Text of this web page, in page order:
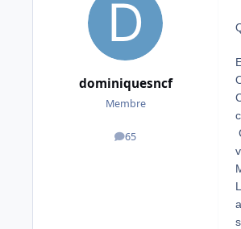
dominiquesncf
Membre
65
messages